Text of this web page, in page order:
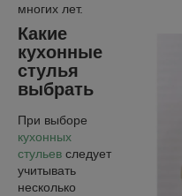
многих лет.
Какие
кухонные
стулья
выбрать
При выборе
кухонных
стульев следует
учитывать
несколько